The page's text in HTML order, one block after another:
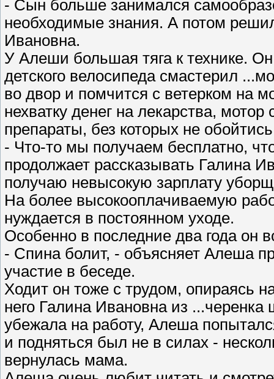
- Сын больше занимался
необходимые знания. А потом
Ивановна.
У Алеши большая тяга к технике. Он
детского велосипеда смастерил
во двор и помчится с ветерком на
нехватку денег на лекарства,
препараты, без которых не
- Что-то мы получаем бесплатно,
продолжает рассказывать Галина
получаю невысокую зарплату
На более высокооплачиваемую
нуждается в постоянном уходе.
Особенно в последние два года он
- Спина болит, - объясняет Алеша
участие в беседе.
Ходит он тоже с трудом, опираясь
него Галина Ивановна из
убежала на работу, Алеша
и подняться был не в силах -
вернулась мама.